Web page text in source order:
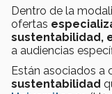
Dentro de la
ofertas
sustentabilidad,
a audiencias
Están asociados a
sustentabilidad